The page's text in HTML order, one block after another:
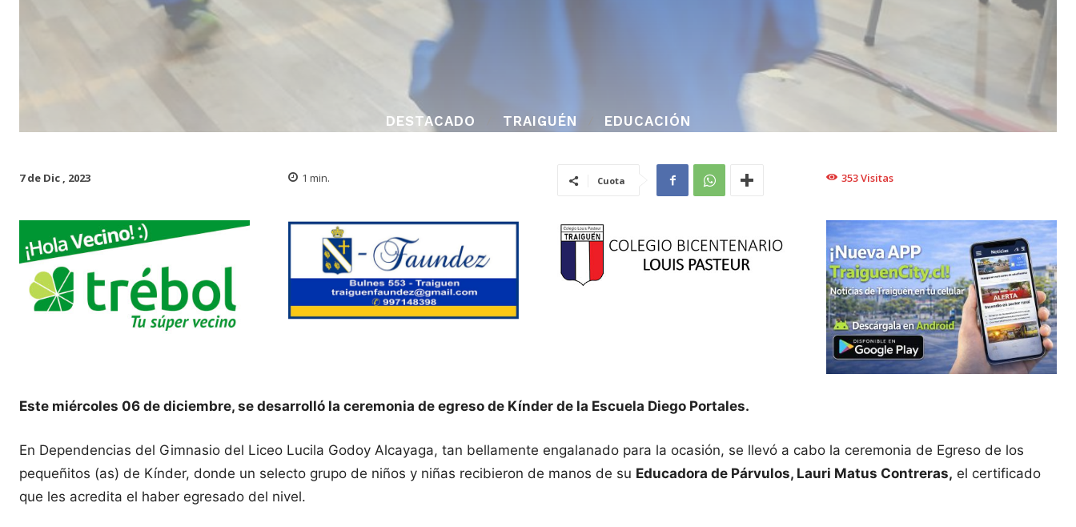
DESTACADO TRAIGUÉN EDUCACIÓN
7 de Dic , 2023 1 min. Cuota 353Visitas
Este miércoles 06 de diciembre, se desarrolló la ceremonia de egreso de Kínder de la Escuela Diego Portales.
En Dependencias del Gimnasio del Liceo Lucila Godoy Alcayaga, tan bellamente engalanado para la ocasión, se llevó a cabo la ceremonia de Egreso de los
pequeñitos (as) de Kínder, donde un selecto grupo de niños y niñas recibieron de manos de su Educadora de Párvulos, Lauri Matus Contreras, el certificado
que les acredita el haber egresado del nivel.